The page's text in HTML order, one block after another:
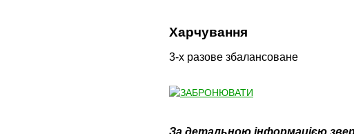
Харчування
3-х разове збалансоване
За детальною інформацією